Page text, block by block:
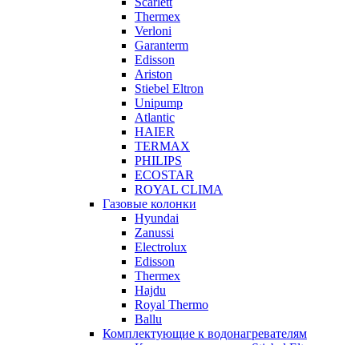
Thermex
Verloni
Garanterm
Edisson
Ariston
Stiebel Eltron
Unipump
Atlantic
HAIER
TERMAX
PHILIPS
ECOSTAR
ROYAL CLIMA
Газовые колонки
Hyundai
Zanussi
Electrolux
Edisson
Thermex
Hajdu
Royal Thermo
Ballu
Комплектующие к водонагревателям